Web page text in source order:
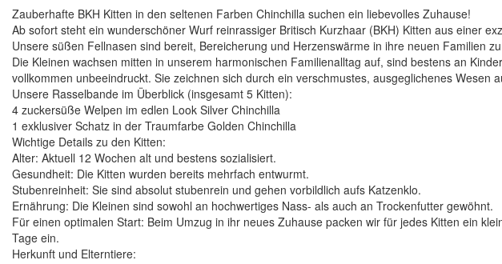
Zauberhafte BKH Kitten in den seltenen Farben Chinchilla suchen ein liebevolles Zuhause!
Ab sofort steht ein wunderschöner Wurf reinrassiger Britisch Kurzhaar (BKH) Kitten aus einer
Unsere süßen Fellnasen sind bereit, Bereicherung und Herzenswärme in ihre neuen Familien
Die Kleinen wachsen mitten in unserem harmonischen Familienalltag auf, sind bestens an
vollkommen unbeeindruckt. Sie zeichnen sich durch ein verschmustes, ausgeglichenes Wesen
Unsere Rasselbande im Überblick (insgesamt 5 Kitten):
4 zuckersüße Welpen im edlen Look Silver Chinchilla
1 exklusiver Schatz in der Traumfarbe Golden Chinchilla
Wichtige Details zu den Kitten:
Alter: Aktuell 12 Wochen alt und bestens sozialisiert.
Gesundheit: Die Kitten wurden bereits mehrfach entwurmt.
Stubenreinheit: Sie sind absolut stubenrein und gehen vorbildlich aufs Katzenklo.
Ernährung: Die Kleinen sind sowohl an hochwertiges Nass- als auch an Trockenfutter gewöhnt.
Für einen optimalen Start: Beim Umzug in ihr neues Zuhause packen wir für jedes Kitten ein
Tage ein.
Herkunft und Elterntiere: